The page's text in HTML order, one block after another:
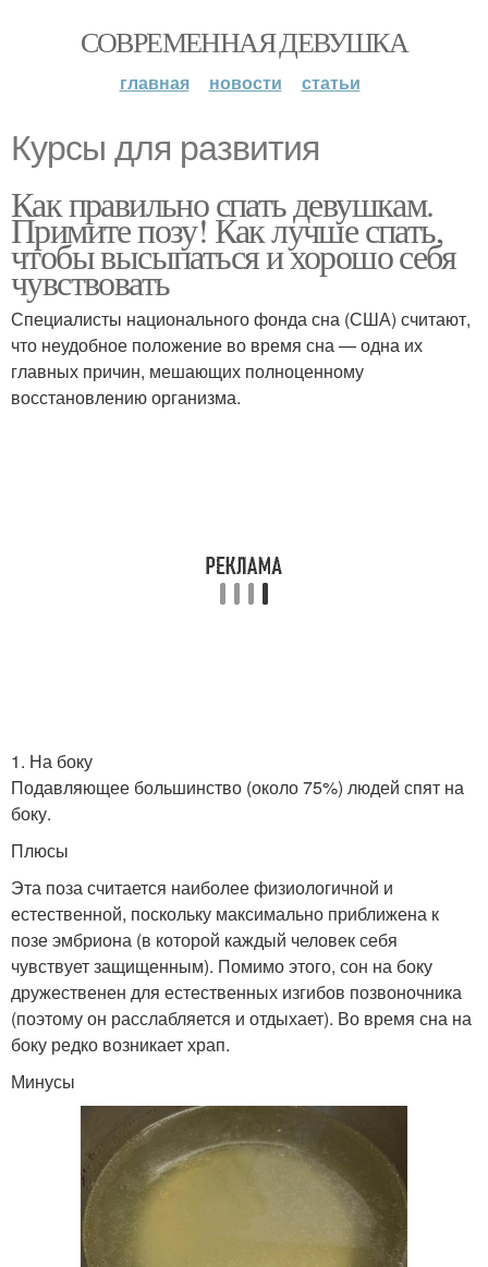
СОВРЕМЕННАЯ ДЕВУШКА
главная новости статьи
Курсы для развития
Как правильно спать девушкам.
Примите позу! Как лучше спать,
чтобы высыпаться и хорошо себя
чувствовать
Специалисты национального фонда сна (США) считают,
что неудобное положение во время сна — одна их
главных причин, мешающих полноценному
восстановлению организма.
1. На боку
Подавляющее большинство (около 75%) людей спят на
боку.
Плюсы
Эта поза считается наиболее физиологичной и
естественной, поскольку максимально приближена к
позе эмбриона (в которой каждый человек себя
чувствует защищенным). Помимо этого, сон на боку
дружественен для естественных изгибов позвоночника
(поэтому он расслабляется и отдыхает). Во время сна на
боку редко возникает храп.
Минусы